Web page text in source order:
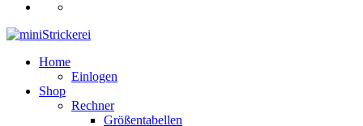
Home
Einlogen
Shop
Rechner
Größentabellen